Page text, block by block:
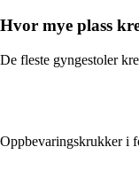
Hvor mye plass
De fleste gyngestoler
Oppbevaringskrukker i